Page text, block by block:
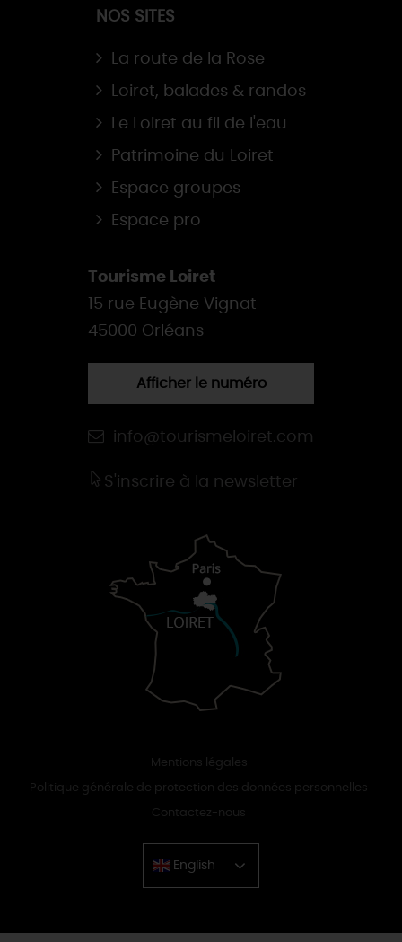
NOS SITES
La route de la Rose
Loiret, balades & randos
Le Loiret au fil de l'eau
Patrimoine du Loiret
Espace groupes
Espace pro
Tourisme Loiret
15 rue Eugène Vignat
45000 Orléans
Afficher le numéro
info@tourismeloiret.com
S'inscrire à la newsletter
Mentions légales
Politique générale de protection des données personnelles
Contactez-nous
English
Chinese